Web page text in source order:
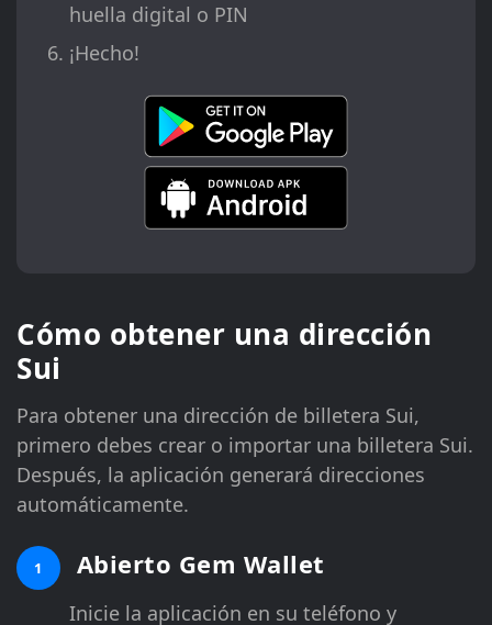
huella digital o PIN
¡Hecho!
Cómo obtener una dirección
Sui
Para obtener una dirección de billetera Sui,
primero debes crear o importar una billetera Sui.
Después, la aplicación generará direcciones
automáticamente.
1 Abierto Gem Wallet
Inicie la aplicación en su teléfono y